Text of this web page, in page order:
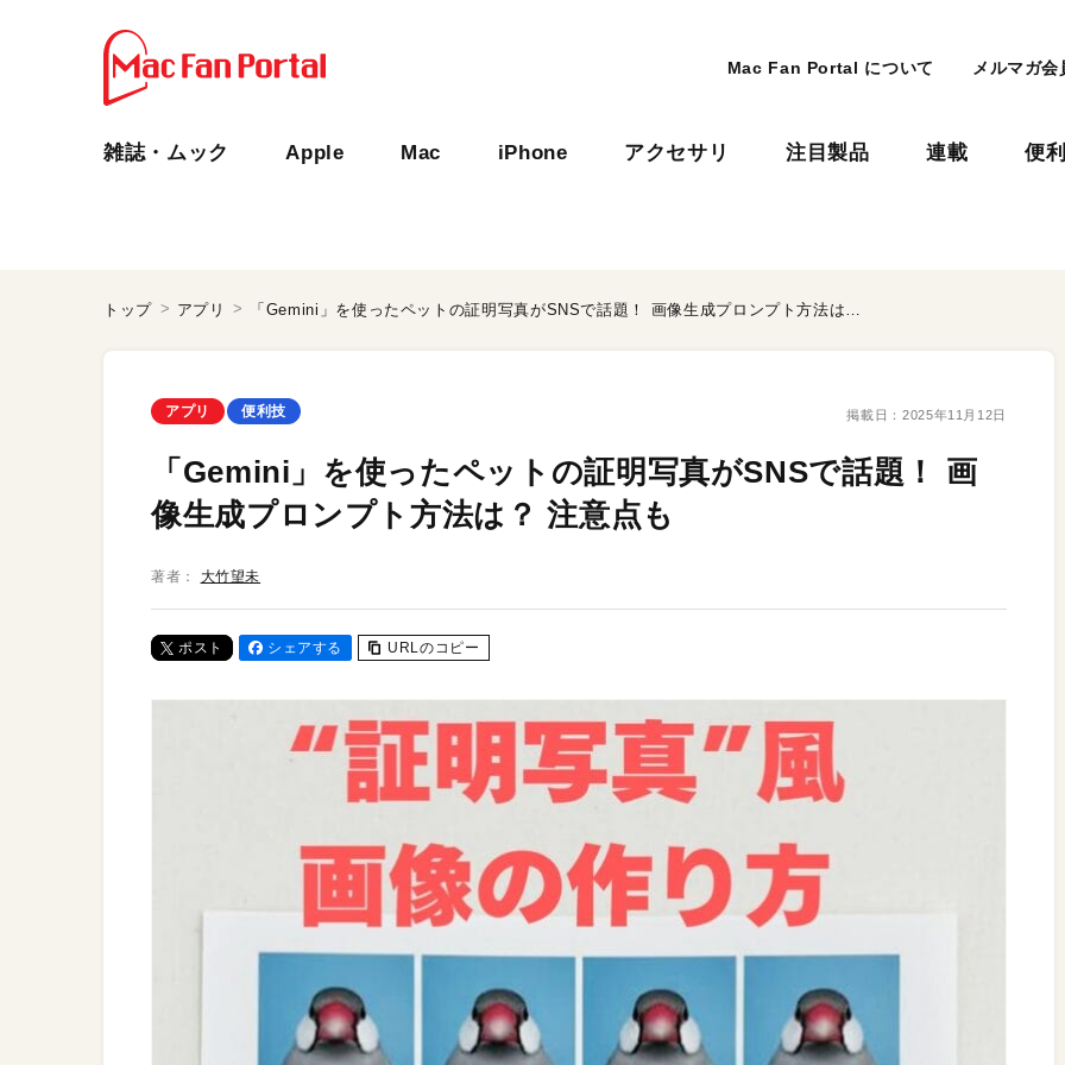
Mac Fan Portal について メルマガ会
雑誌・ムック Apple Mac iPhone アクセサリ 注目製品 連載 便
トップ アプリ 「Gemini」を使ったペットの証明写真がSNSで話題！ 画像生成プロンプト方法は？ 注意点も
アプリ 便利技 掲載日： 2025年11月12日
「Gemini」を使ったペットの証明写真がSNSで話題！ 画
像生成プロンプト方法は？ 注意点も
著者： 大竹望未
ポスト シェアする URLのコピー